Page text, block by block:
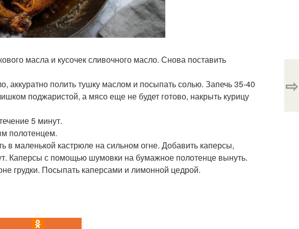
масла и кусочек сливочного масло. Снова поставить
полить тушку маслом и посыпать солью. Запечь 35-40
поджаристой, а мясо еще не будет готово, накрыть курицу
5 минут.
полотенцем.
в маленькой кастрюле на сильном огне. Добавить каперсы,
Каперсы с помощью шумовки на бумажное полотенце вынуть.
грудки. Посыпать каперсами и лимонной цедрой.
⇨